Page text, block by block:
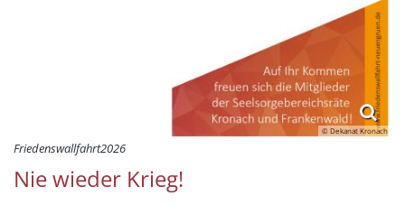
© Dekanat Kronach
Friedenswallfahrt2026
Nie wieder Krieg!